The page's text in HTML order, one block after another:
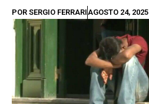
POR SERGIO FERRARIAGOSTO 24, 2025